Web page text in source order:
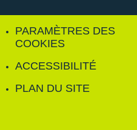
PARAMÈTRES DES
COOKIES
ACCESSIBILITÉ
PLAN DU SITE